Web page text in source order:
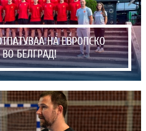
НА ЕВРОПСКО
БЕЛГРАД!